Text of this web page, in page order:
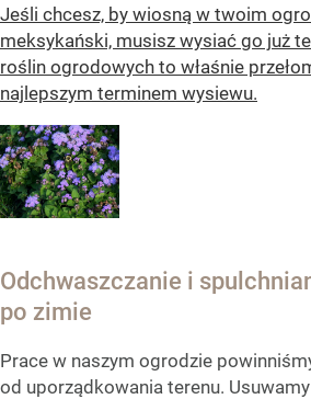
Jeśli chcesz, by wiosną w twoim
meksykański, musisz wysiać go już
roślin ogrodowych to właśnie
najlepszym terminem wysiewu.
Odchwaszczanie i
po zimie
Prace w naszym ogrodzie
od uporządkowania terenu.